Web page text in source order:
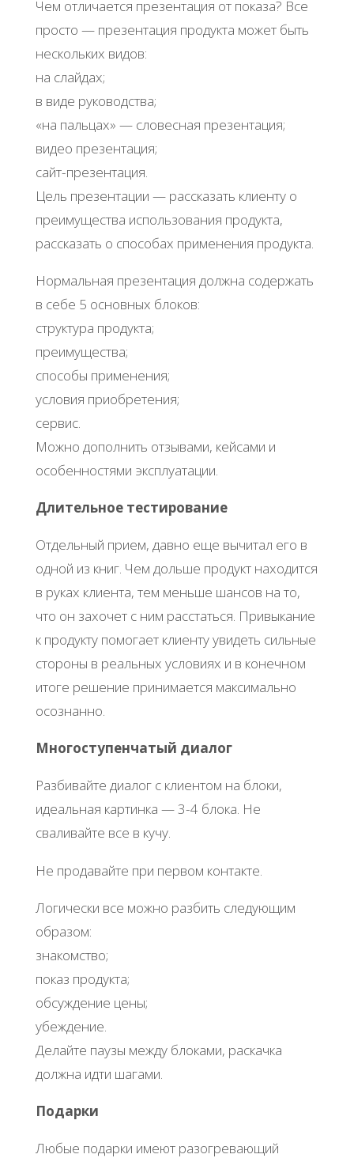
Чем отличается презентация от показа? Все
просто — презентация продукта может быть
нескольких видов:
на слайдах;
в виде руководства;
«на пальцах» — словесная презентация;
видео презентация;
сайт-презентация.
Цель презентации — рассказать клиенту о
преимущества использования продукта,
рассказать о способах применения продукта.
Нормальная презентация должна содержать
в себе 5 основных блоков:
структура продукта;
преимущества;
способы применения;
условия приобретения;
сервис.
Можно дополнить отзывами, кейсами и
особенностями эксплуатации.
Длительное тестирование
Отдельный прием, давно еще вычитал его в
одной из книг. Чем дольше продукт находится
в руках клиента, тем меньше шансов на то,
что он захочет с ним расстаться. Привыкание
к продукту помогает клиенту увидеть сильные
стороны в реальных условиях и в конечном
итоге решение принимается максимально
осознанно.
Многоступенчатый диалог
Разбивайте диалог с клиентом на блоки,
идеальная картинка — 3-4 блока. Не
сваливайте все в кучу.
Не продавайте при первом контакте.
Логически все можно разбить следующим
образом:
знакомство;
показ продукта;
обсуждение цены;
убеждение.
Делайте паузы между блоками, раскачка
должна идти шагами.
Подарки
Любые подарки имеют разогревающий